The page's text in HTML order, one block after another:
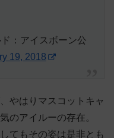
：アイスボーン公
19, 2018
やはりマスコットキャ
のアイルーの存在。
てもその姿は是非とも